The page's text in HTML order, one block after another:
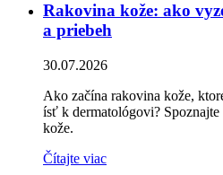
Rakovina kože: ako
a priebeh
30.07.2026
Ako začína rakovina kože,
ísť k dermatológovi?
kože.
Čítajte viac